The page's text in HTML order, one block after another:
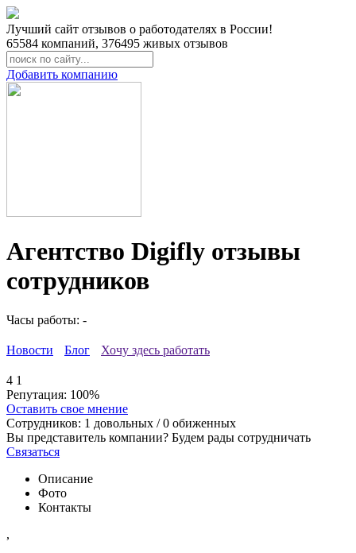
Лучший сайт отзывов о работодателях в России!
65584 компаний, 376495 живых отзывов
Добавить компанию
Агентство Digifly отзывы
сотрудников
Часы работы: -
Новости Блог Хочу здесь работать
4 1
Репутация: 100%
Оставить свое мнение
Сотрудников: 1 довольных /0 обиженных
Вы представитель компании? Будем рады сотрудничать
Связаться
Описание
Фото
Контакты
,